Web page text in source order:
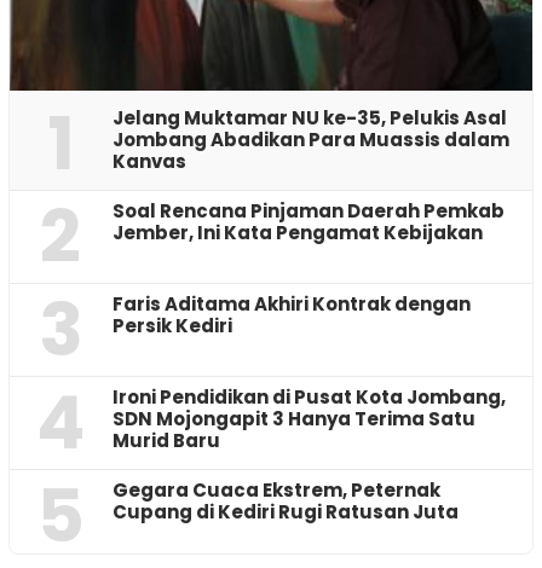
1
Jelang Muktamar NU ke-35, Pelukis Asal
Jombang Abadikan Para Muassis dalam
Kanvas
2
‎Soal Rencana Pinjaman Daerah Pemkab
Jember, Ini Kata Pengamat Kebijakan ‎
3
Faris Aditama Akhiri Kontrak dengan
Persik Kediri
4
Ironi Pendidikan di Pusat Kota Jombang,
SDN Mojongapit 3 Hanya Terima Satu
Murid Baru
5
‎Gegara Cuaca Ekstrem, Peternak
Cupang di Kediri Rugi Ratusan Juta